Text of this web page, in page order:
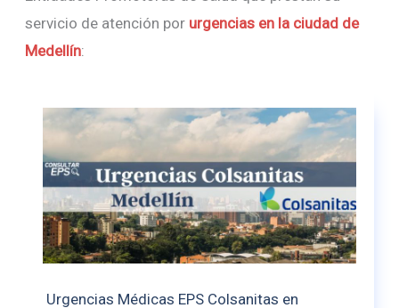
servicio de atención por urgencias en la ciudad de
Medellín:
Urgencias Médicas EPS Colsanitas en